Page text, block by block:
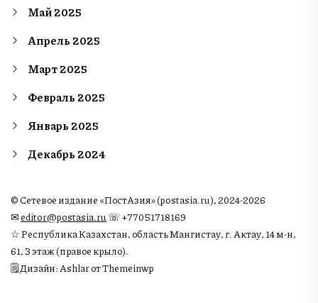
Май 2025
Апрель 2025
Март 2025
Февраль 2025
Январь 2025
Декабрь 2024
© Сетевое издание «ПостАзия» (postasia.ru), 2024-2026
✉︎editor@postasia.ru ☏ +77051718169
☆ Республика Казахстан, область Мангистау, г. Актау, 14 м-н,
61, 3 этаж (правое крыло).
🗒 Дизайн: Ashlar от Themeinwp